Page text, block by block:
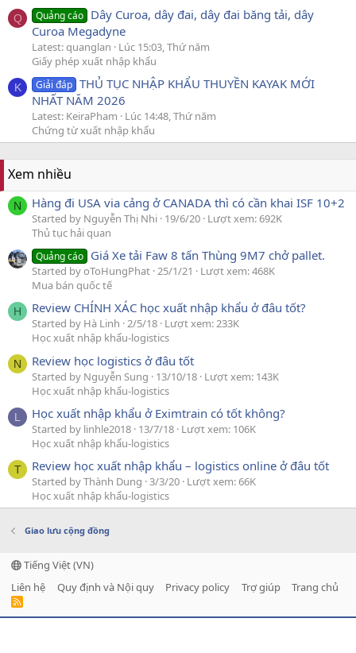
Q Quảng cáo Dây Curoa, dây đai, dây đai băng tải, dây
Curoa Megadyne
Latest: quanglan
Lúc 15:03, Thứ năm
Giấy phép xuất nhập khẩu
K Giải đáp THỦ TỤC NHẬP KHẨU THUYỀN KAYAK MỚI
NHẤT NĂM 2026
Latest: KeiraPham
Lúc 14:48, Thứ năm
Chứng từ xuất nhập khẩu
Xem nhiều
N Hàng đi USA via cảng ở CANADA thì có cần khai ISF 10+2
Started by Nguyễn Thị Nhi 19/6/20 Lượt xem: 692K
Thủ tục hải quan
Quảng cáo Giá Xe tải Faw 8 tấn Thùng 9M7 chở pallet.
Started by oToHungPhat 25/1/21
Lượt xem: 468K
Mua bán quốc tế
H Review CHÍNH XÁC học xuất nhập khẩu ở đâu tốt?
Started by Hà Linh 2/5/18 Lượt xem: 233K
Học xuất nhập khẩu-logistics
N Review học logistics ở đâu tốt
Started by Nguyễn Sung 13/10/18 Lượt xem: 143K
Học xuất nhập khẩu-logistics
L Học xuất nhập khẩu ở Eximtrain có tốt không?
Started by linhle2018 13/7/18 Lượt xem: 106K
Học xuất nhập khẩu-logistics
T Review học xuất nhập khẩu – logistics online ở đâu tốt
Started by Thành Dung 3/3/20 Lượt xem: 66K
Học xuất nhập khẩu-logistics
Giao lưu cộng đồng
Tiếng Việt (VN)
Liên hệ
Quy định và Nội quy Privacy policy Trợ giúp Trang chủ
R